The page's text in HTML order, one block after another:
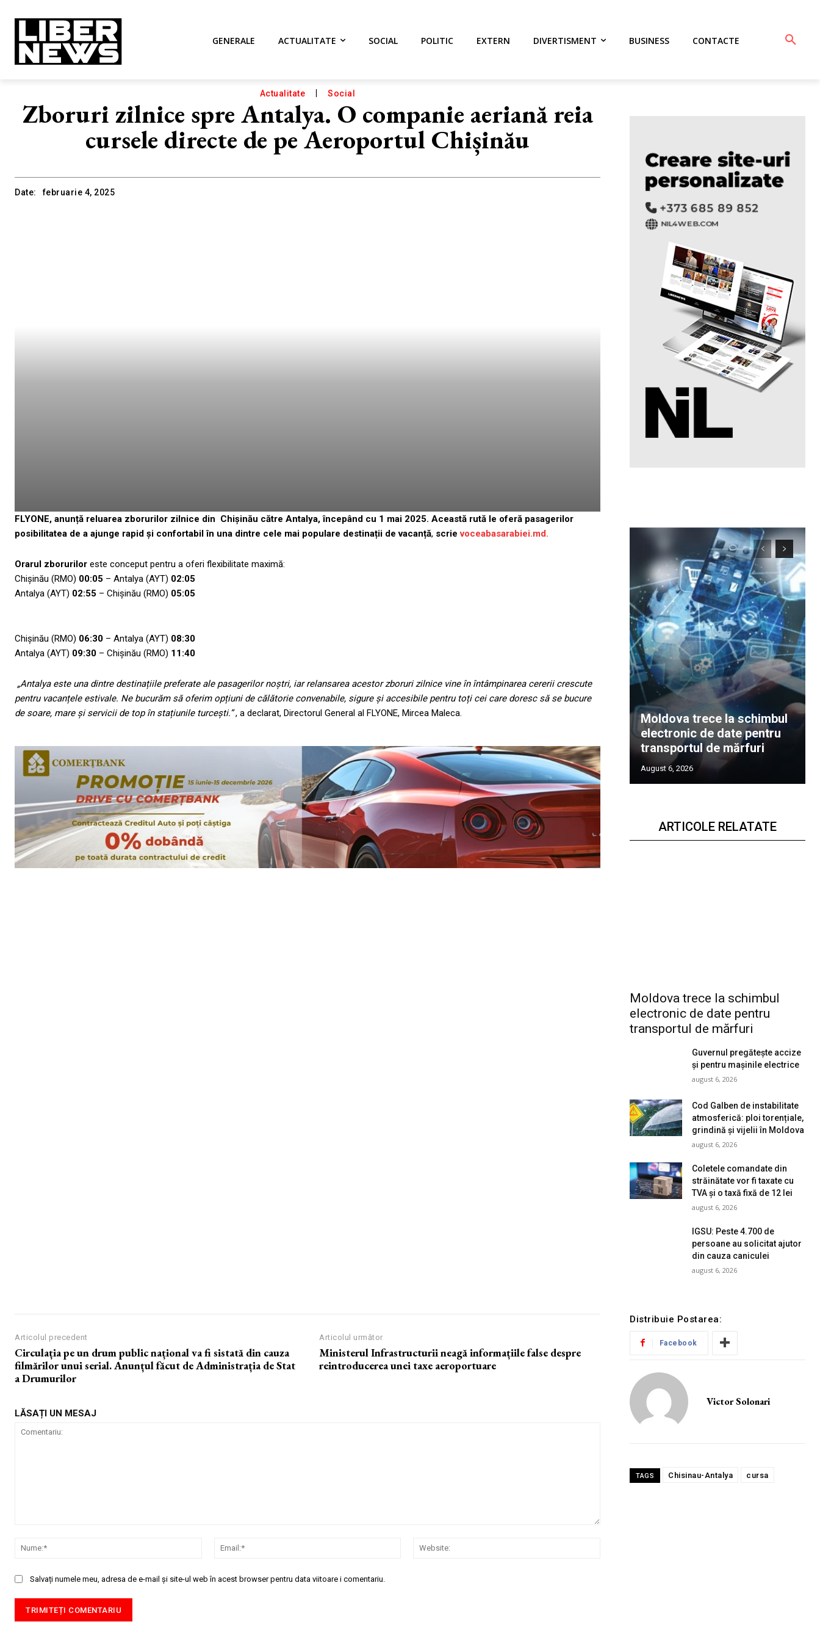
GENERALE ACTUALITATE SOCIAL POLITIC EXTERN DIVERTISMENT BUSINESS CONTACTE
Actualitate Social
Zboruri zilnice spre Antalya. O companie aeriană reia
cursele directe de pe Aeroportul Chișinău
Date: februarie 4, 2025
FLYONE, anunță reluarea zborurilor zilnice din Chișinău către Antalya, începând cu 1 mai 2025. Această rută le oferă pasagerilor
posibilitatea de a ajunge rapid și confortabil în una dintre cele mai populare destinații de vacanță, scrievoceabasarabiei.md.
Orarul zborurilor este conceput pentru a oferi flexibilitate maximă:
Chișinău (RMO) 00:05 – Antalya (AYT) 02:05
Antalya (AYT) 02:55 – Chișinău (RMO) 05:05
Chișinău (RMO) 06:30 – Antalya (AYT) 08:30
Antalya (AYT) 09:30 – Chișinău (RMO) 11:40
„Antalya este una dintre destinațiile preferate ale pasagerilor noștri, iar relansarea acestor zboruri zilnice vine în întâmpinarea cererii crescute
pentru vacanțele estivale. Ne bucurăm să oferim opțiuni de călătorie convenabile, sigure și accesibile pentru toți cei care doresc să se bucure
de soare, mare și servicii de top în stațiunile turcești.”, a declarat, Directorul General al FLYONE, Mircea Maleca.
Moldova trece la schimbul
electronic de date pentru
transportul de mărfuri
August 6, 2026
ARTICOLE RELATATE
Moldova trece la schimbul
electronic de date pentru
transportul de mărfuri
Guvernul pregătește accize
și pentru mașinile electrice
august 6, 2026
Cod Galben de instabilitate
atmosferică: ploi torențiale,
grindină și vijelii în Moldova
august 6, 2026
Coletele comandate din
străinătate vor fi taxate cu
TVA și o taxă fixă de 12 lei
august 6, 2026
IGSU: Peste 4.700 de
persoane au solicitat ajutor
din cauza caniculei
august 6, 2026
Articolul precedent
Circulația pe un drum public național va fi sistată din cauza
filmărilor unui serial. Anunțul făcut de Administrația de Stat
a Drumurilor
Articolul următor
Ministerul Infrastructurii neagă informațiile false despre
reintroducerea unei taxe aeroportuare
LĂSAȚI UN MESAJ
Nume:*
Email:*
Salvați numele meu, adresa de e-mail și site-ul web în acest browser pentru data viitoare i comentariu.
Distribuie Postarea:
Facebook
Victor Solonari
TAGS Chisinau-Antalya cursa